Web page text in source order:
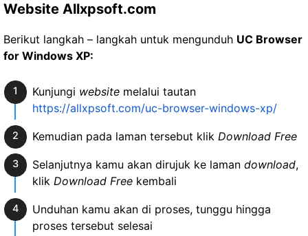
Website Allxpsoft.com
Berikut langkah – langkah untuk mengunduh UC Browser
for Windows XP:
Kunjungi websitemelalui tautan
https://allxpsoft.com/uc-browser-windows-xp/
Kemudian pada laman tersebut klik Download Free
Selanjutnya kamu akan dirujuk ke laman download,
klik Download Freekembali
Unduhan kamu akan di proses, tunggu hingga
proses tersebut selesai